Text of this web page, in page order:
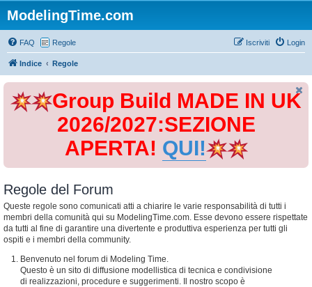
ModelingTime.com
FAQ Regole Login
Iscriviti
Indice Regole
Group Build MADE IN UK
2026/2027:SEZIONE
APERTA! QUI!
Regole del Forum
Queste regole sono comunicati atti a chiarire le varie responsabilità di tutti i
membri della comunità qui su ModelingTime.com. Esse devono essere rispettate
da tutti al fine di garantire una divertente e produttiva esperienza per tutti gli
ospiti e i membri della community.
Benvenuto nel forum di Modeling Time.
Questo è un sito di diffusione modellistica di tecnica e condivisione
di realizzazioni, procedure e suggerimenti. Il nostro scopo è